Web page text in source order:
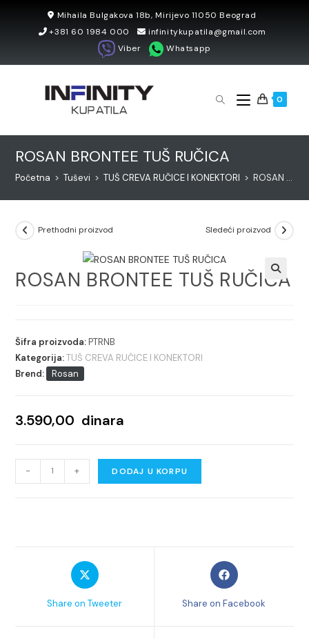
Mihaila Bulgakova 18b, Mirijevo 11050 Beograd
+381 60 1984 000
infinitykupatila@gmail.com
Viber
Whatsapp
0
ROSAN BRONTEE TUŠ RUČICA
Početna > Tuševi > TUŠ CREVA RUČICE I KONEKTORI > ROSAN BRONTEE TUŠ RUČICA
Prethodni proizvod Sledeći proizvod
ROSAN BRONTEE TUŠ RUČICA
Šifra proizvoda:PTRNB
Kategorija:TUŠ CREVA RUČICE I KONEKTORI
Brend:
Rosan
3.590,00 dinara
BRONTEE
- + DODAJ U KORPU
Opens
in
new
Share on Tweeter
Opens
in
new
Share on Facebook